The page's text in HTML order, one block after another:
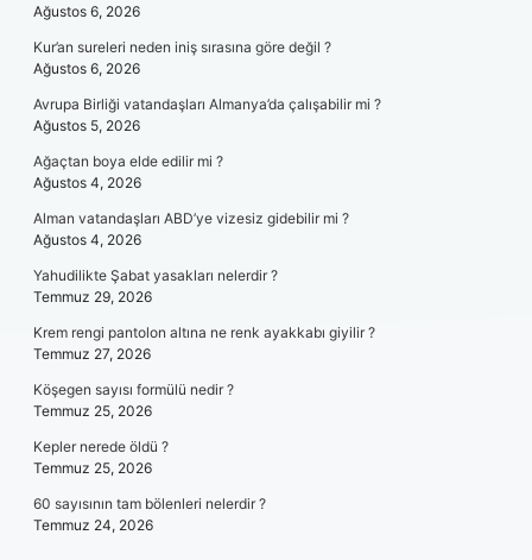
Ağustos 6, 2026
Kur’an sureleri neden iniş sırasına göre değil ?
Ağustos 6, 2026
Avrupa Birliği vatandaşları Almanya’da çalışabilir mi ?
Ağustos 5, 2026
Ağaçtan boya elde edilir mi ?
Ağustos 4, 2026
Alman vatandaşları ABD’ye vizesiz gidebilir mi ?
Ağustos 4, 2026
Yahudilikte Şabat yasakları nelerdir ?
Temmuz 29, 2026
Krem rengi pantolon altına ne renk ayakkabı giyilir ?
Temmuz 27, 2026
Köşegen sayısı formülü nedir ?
Temmuz 25, 2026
Kepler nerede öldü ?
Temmuz 25, 2026
60 sayısının tam bölenleri nelerdir ?
Temmuz 24, 2026